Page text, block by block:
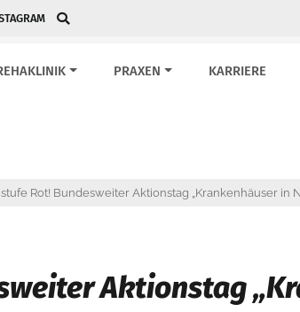
PRAXEN KARRIERE
Rot! Bundesweiter Aktionstag „Krankenhäuser in
Aktionstag